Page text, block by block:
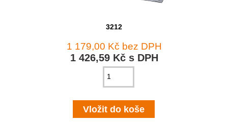
3212
1 179,00 Kč bez DPH
1 426,59 Kč s DPH